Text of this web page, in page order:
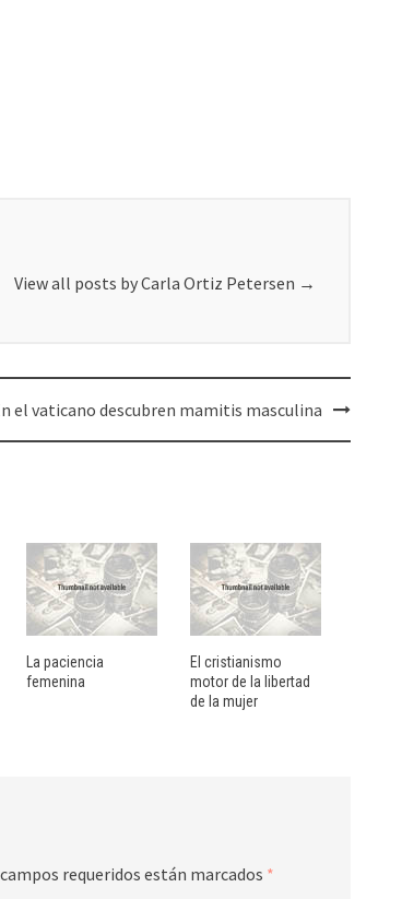
View all posts by Carla Ortiz Petersen →
el vaticano descubren mamitis masculina
La paciencia
femenina
El cristianismo
motor de la libertad
de la mujer
requeridos están marcados *